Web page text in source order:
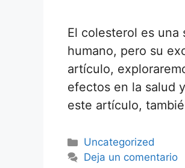
El colesterol es
humano, pero su
artículo,
efectos en la salud
este artículo,
Uncategorized
Deja un comentario